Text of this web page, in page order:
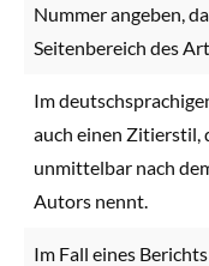
Nummer angeben,
Seitenbereich des
Im
auch einen Zitierstil,
unmittelbar nach
Autors nennt.
Im Fall eines